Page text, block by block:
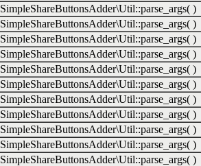
SimpleShareButtonsAdder\Util::parse_args( )
SimpleShareButtonsAdder\Util::parse_args( )
SimpleShareButtonsAdder\Util::parse_args( )
SimpleShareButtonsAdder\Util::parse_args( )
SimpleShareButtonsAdder\Util::parse_args( )
SimpleShareButtonsAdder\Util::parse_args( )
SimpleShareButtonsAdder\Util::parse_args( )
SimpleShareButtonsAdder\Util::parse_args( )
SimpleShareButtonsAdder\Util::parse_args( )
SimpleShareButtonsAdder\Util::parse_args( )
SimpleShareButtonsAdder\Util::parse_args( )